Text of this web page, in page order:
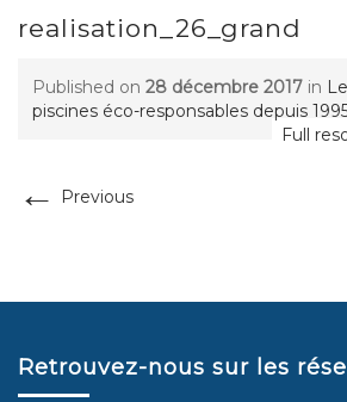
realisation_26_grand
Published on 28 décembre 2017 in
piscines éco-responsables depuis
Full
← Previous
Retrouvez-nous sur les